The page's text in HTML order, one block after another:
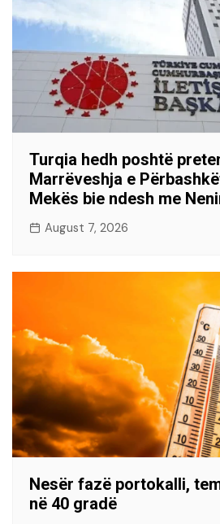
Turqia hedh poshtë
Marrëveshja e
Mekës bie ndesh me
August 7, 2026
Nesër fazë portokalli,
në 40 gradë